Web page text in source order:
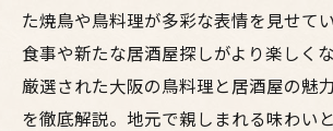
た焼鳥や鳥料理が多彩な表情を見せて
食事や新たな居酒屋探しがより楽しく
厳選された大阪の鳥料理と居酒屋の魅
を徹底解説。地元で親しまれる味わい